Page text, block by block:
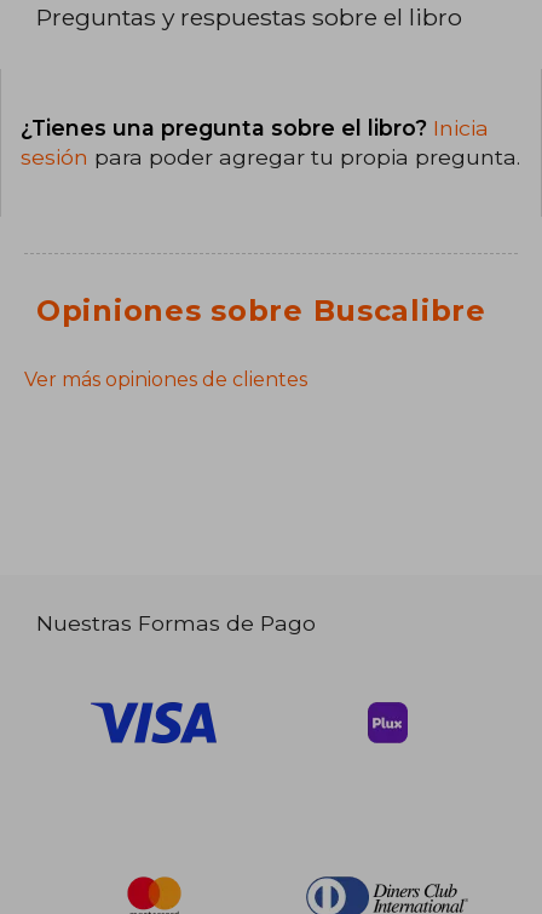
Preguntas y respuestas sobre el libro
¿Tienes una pregunta sobre el libro? Inicia
sesión para poder agregar tu propia pregunta.
Opiniones sobre Buscalibre
Ver más opiniones de clientes
Nuestras Formas de Pago